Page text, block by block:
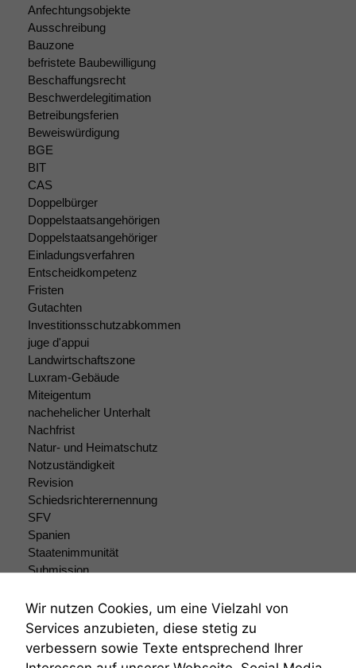
Anfechtungsobjekte
Ausschreibung
Bauzone
befristete Baubewilligung
Beschaffungsrecht
Beschwerdelegitimation
Betreibungsferien
Beweiswürdigung
BGE
BIT
CAS
Doppelbürger
Doppelstaatsangehörigen
Doppelstaatsangehöriger
Einladungsverfahren
Entscheidkompetenz
Fristen
Gutachten
Investitionsschutzabkommen
juge d'appui
Landwirtschaftszone
Luxram-Gebäude
Miteigentum
nachehelicher Unterhalt
Nachfrist
Natur- und Heimatschutz
Notzuständigkeit
Revision
Schiedsrichterernennung
SFV
Spanien
Staatenimmunität
Submission
Teilungsklage
Venezuela
VRK
Wiederherstellungsanordnung
Wir nutzen Cookies, um eine Vielzahl von
Services anzubieten, diese stetig zu
verbessern sowie Texte entsprechend Ihrer